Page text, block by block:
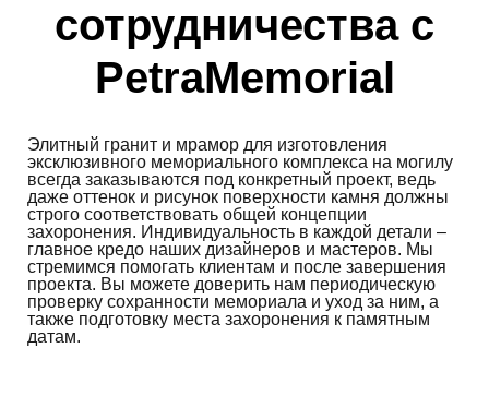
сотрудничества с
PetraMemorial
Элитный гранит и мрамор для изготовления
эксклюзивного мемориального комплекса на могилу
всегда заказываются под конкретный проект, ведь
даже оттенок и рисунок поверхности камня должны
строго соответствовать общей концепции
захоронения. Индивидуальность в каждой детали –
главное кредо наших дизайнеров и мастеров. Мы
стремимся помогать клиентам и после завершения
проекта. Вы можете доверить нам периодическую
проверку сохранности мемориала и уход за ним, а
также подготовку места захоронения к памятным
датам.